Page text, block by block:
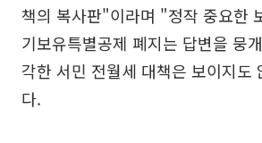
책의 복사판"이라며 "정작 중요한
기보유특별공제 폐지는 답변을 뭉
각한 서민 전월세 대책은 보이지도
다.